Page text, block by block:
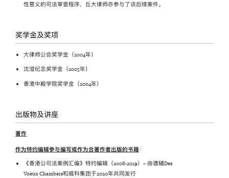
性意义的司法审查程序，丘大律师亦参与了该后续案件。
奖学金及奖项
大律师公会奖学金（2004年）
沈澄纪念奖学金（2005年）
香港中殿学院奖学金（2004年）
出版物及讲座
著作
作为特约编辑参与编写或作为合著作者出版的书籍 ：
《香港公司法案例汇编》特约编辑（2008-2019）– 由德辅Des
Voeux Chambers和威科集团于2020年共同发行